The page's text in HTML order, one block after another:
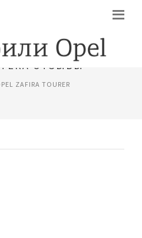
ОТЗЫВЫ
ZAFIRA TOURER